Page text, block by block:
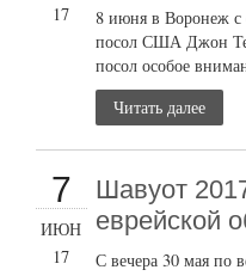
17
8 июня в Воронеж
посол США Джон
посол особое
Читать далее
7
ИЮН
17
Шавуот
еврейской
С вечера 30 мая по